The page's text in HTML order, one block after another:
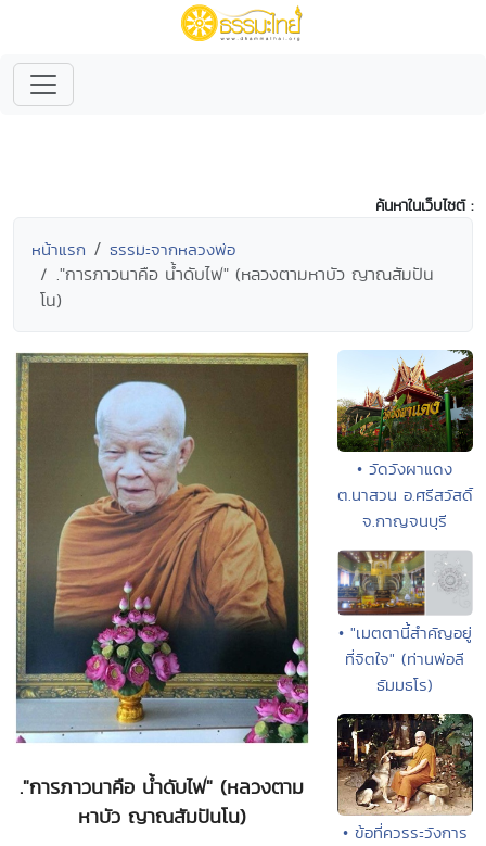
ค้นหาในเว็บไซต์ :
หน้าแรก ธรรมะจากหลวงพ่อ
."การภาวนาคือ น้ำดับไฟ" (หลวงตามหาบัว ญาณสัมปัน
โน)
."การภาวนาคือ น้ำดับไฟ" (หลวงตาม
หาบัว ญาณสัมปันโน)
• วัดวังผาแดง
ต.นาสวน อ.ศรีสวัสดิ์
จ.กาญจนบุรี
• "เมตตานี้สำคัญอยู่
ที่จิตใจ" (ท่านพ่อลี
ธัมมธโร)
• ข้อที่ควรระวังการ